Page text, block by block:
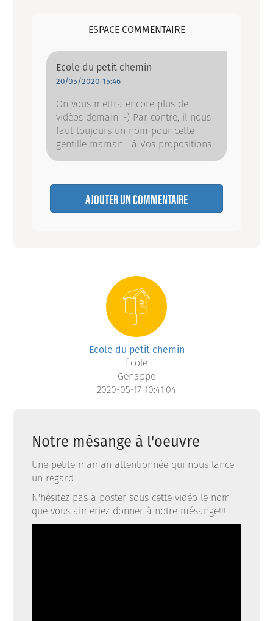
ESPACE COMMENTAIRE
Ecole du petit chemin
20/05/2020 15:46
On vous mettra encore plus de
vidéos demain :-) Par contre, il nous
faut toujours un nom pour cette
gentille maman... à Vos propositions:
AJOUTER UN COMMENTAIRE
Ecole du petit chemin
École
Genappe
2020-05-17 10:41:04
Notre mésange à l'oeuvre
Une petite maman attentionnée qui nous lance
un regard.
N'hésitez pas à poster sous cette vidéo le nom
que vous aimeriez donner à notre mésange!!!